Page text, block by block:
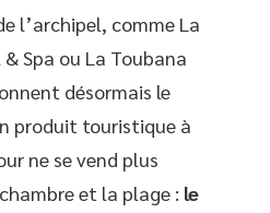
l’archipel, comme La
Spa ou La Toubana
désormais le
produit touristique à
ne se vend plus
et la plage : le